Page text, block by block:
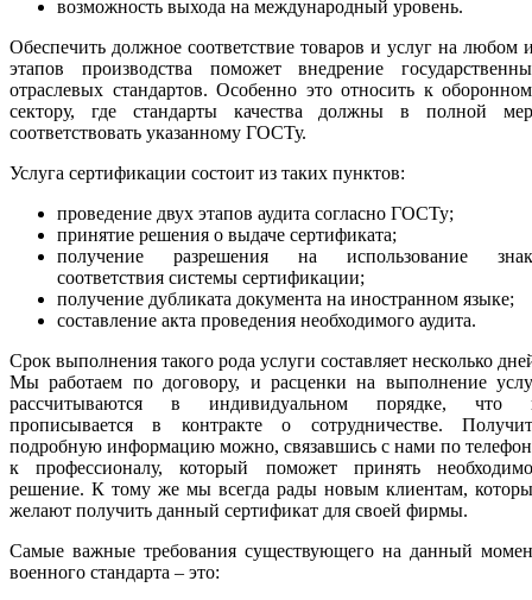
возможность выхода на международный уровень.
Обеспечить должное соответствие товаров и услуг на любом
этапов производства поможет внедрение
отраслевых стандартов. Особенно это относить к
сектору, где стандарты качества должны в полной
соответствовать указанному ГОСТу.
Услуга сертификации состоит из таких пунктов:
проведение двух этапов аудита согласно ГОСТу;
принятие решения о выдаче сертификата;
получение разрешения на использование
соответствия системы сертификации;
получение дубликата документа на иностранном языке;
составление акта проведения необходимого аудита.
Срок выполнения такого рода услуги составляет несколько
Мы работаем по договору, и расценки на выполнение
рассчитываются в индивидуальном порядке, что
прописывается в контракте о сотрудничестве.
подробную информацию можно, связавшись с нами по
к профессионалу, который поможет принять
решение. К тому же мы всегда рады новым клиентам,
желают получить данный сертификат для своей фирмы.
Самые важные требования существующего на данный
военного стандарта – это: